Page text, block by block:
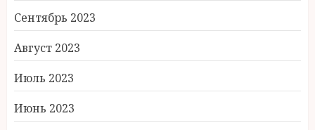
Сентябрь 2023
Август 2023
Июль 2023
Июнь 2023